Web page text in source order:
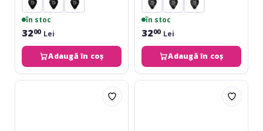
în stoc
3200 Lei
Adaugă în coș
în stoc
3200 Lei
Adaugă în coș
Daddario
Ernie